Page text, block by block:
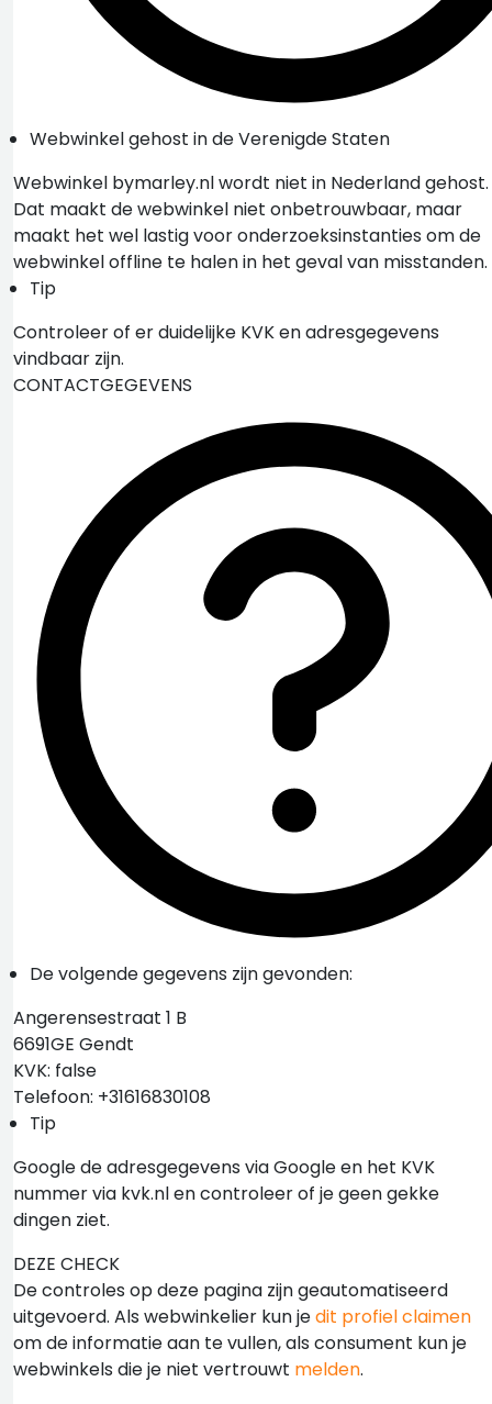
Webwinkel gehost in de Verenigde Staten
Webwinkel bymarley.nl wordt niet in Nederland gehost.
Dat maakt de webwinkel niet onbetrouwbaar, maar
maakt het wel lastig voor onderzoeksinstanties om de
webwinkel offline te halen in het geval van misstanden.
Tip
Controleer of er duidelijke KVK en adresgegevens
vindbaar zijn.
CONTACTGEGEVENS
De volgende gegevens zijn gevonden:
Angerensestraat 1 B
6691GE Gendt
KVK: false
Telefoon: +31616830108
Tip
Google de adresgegevens via Google en het KVK
nummer via kvk.nl en controleer of je geen gekke
dingen ziet.
DEZE CHECK
De controles op deze pagina zijn geautomatiseerd
uitgevoerd. Als webwinkelier kun jedit profiel claimen
om de informatie aan te vullen, als consument kun je
webwinkels die je niet vertrouwt melden.